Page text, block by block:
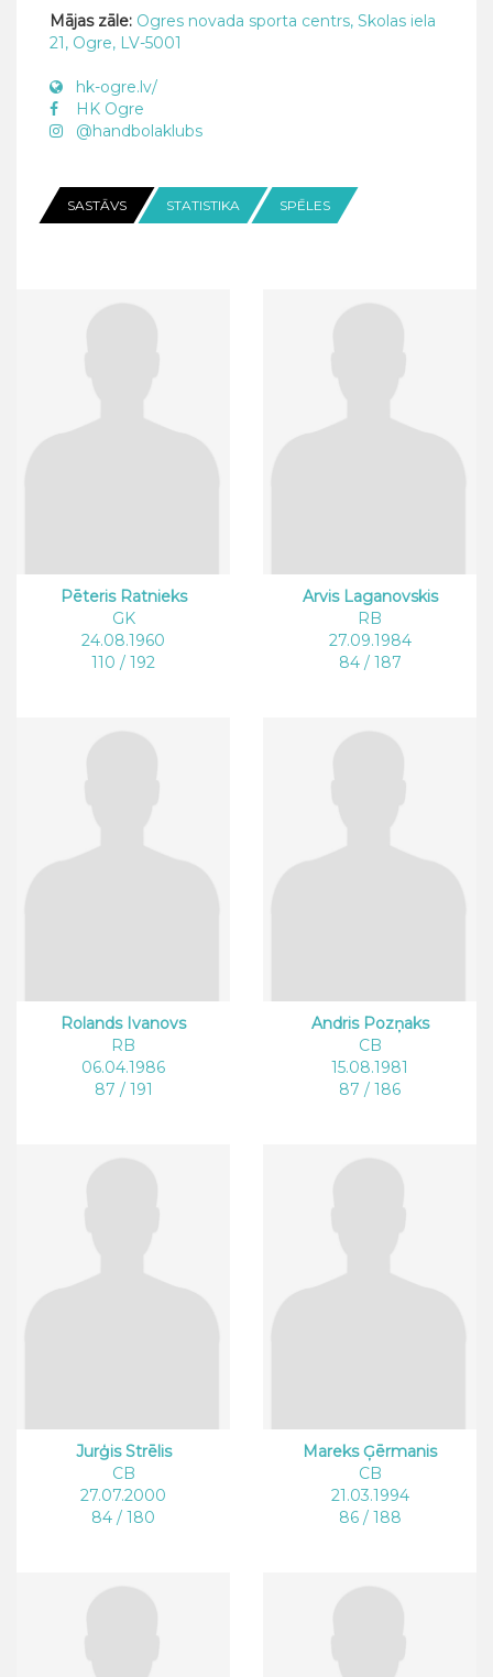
Mājas zāle: Ogres novada sporta centrs, Skolas iela
21, Ogre, LV-5001
hk-ogre.lv/
HK Ogre
@handbolaklubs
SASTĀVS STATISTIKA SPĒLES
Pēteris Ratnieks
GK
24.08.1960
110 / 192
Arvis Laganovskis
RB
27.09.1984
84 / 187
Rolands Ivanovs
RB
06.04.1986
87 / 191
Andris Pozņaks
CB
15.08.1981
87 / 186
Jurģis Strēlis
CB
27.07.2000
84 / 180
Mareks Ģērmanis
CB
21.03.1994
86 / 188